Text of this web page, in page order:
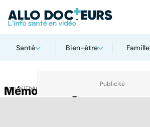
Santé Bien-être Famille
AccueilThématiques
Mémoire long terme